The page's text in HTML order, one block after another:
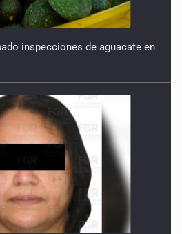
inspecciones de aguacate en